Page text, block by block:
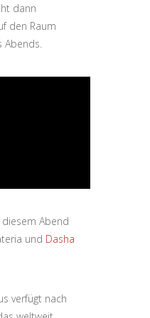
dann
den Raum
Abend
und Dasha
verfügt nach